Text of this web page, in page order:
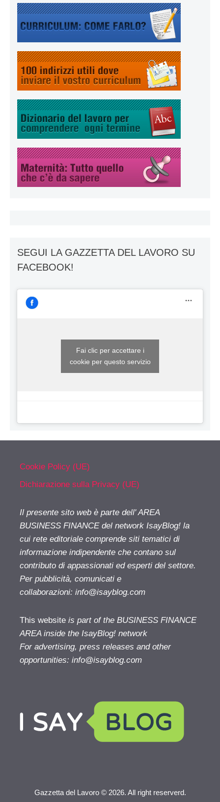
SEGUI LA GAZZETTA DEL LAVORO SU
FACEBOOK!
Fai clic per accettare i
cookie per questo servizio
Cookie Policy (UE)
Dichiarazione sulla Privacy (UE)
Il presente sito web è parte dell' AREA
BUSINESS FINANCE del network IsayBlog! la
cui rete editoriale comprende siti tematici di
informazione indipendente che contano sul
contributo di appassionati ed esperti del settore.
Per pubblicità, comunicati e
collaborazioni: info@isayblog.com
This website is part of the BUSINESS FINANCE
AREA inside the IsayBlog! network
For advertising, press releases and other
opportunities: info@isayblog.com
Gazzetta del Lavoro © 2026. All right reserverd.